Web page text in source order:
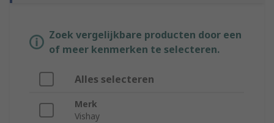
Zoek vergelijkbare producten door een
of meer kenmerken te selecteren.
Alles selecteren
Merk
Vishay